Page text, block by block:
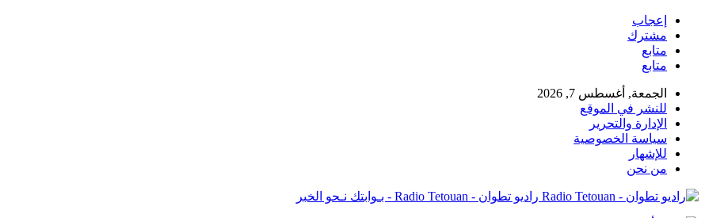
إعجاب
مشترك
متابع
متابع
الجمعة, أغسطس 7, 2026
للنشر في الموقع
الإدارة والتحرير
سياسة الخصوصية
للإشهار
من نحن
راديو تطوان - Radio Tetouan - بـوابتك نـحو الخبر